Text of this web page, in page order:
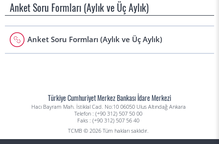
Anket Soru Formları (Aylık ve Üç Aylık)
Anket Soru Formları (Aylık ve Üç Aylık)
Türkiye Cumhuriyet Merkez Bankası İdare Merkezi
Hacı Bayram Mah. İstiklal Cad. No:10 06050 Ulus Altındağ Ankara
Telefon : (+90 312) 507 50 00
Faks : (+90 312) 507 56 40
TCMB © 2026 Tüm hakları saklıdır.